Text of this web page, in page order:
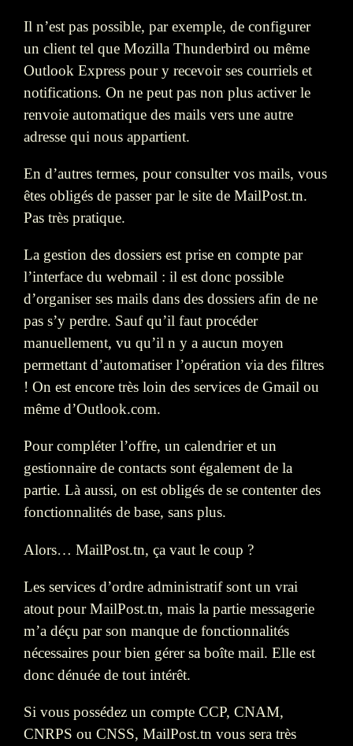
Il n’est pas possible, par exemple, de configurer
un client tel que Mozilla Thunderbird ou même
Outlook Express pour y recevoir ses courriels et
notifications. On ne peut pas non plus activer le
renvoie automatique des mails vers une autre
adresse qui nous appartient.
En d’autres termes, pour consulter vos mails, vous
êtes obligés de passer par le site de MailPost.tn.
Pas très pratique.
La gestion des dossiers est prise en compte par
l’interface du webmail : il est donc possible
d’organiser ses mails dans des dossiers afin de ne
pas s’y perdre. Sauf qu’il faut procéder
manuellement, vu qu’il n y a aucun moyen
permettant d’automatiser l’opération via des filtres
! On est encore très loin des services de Gmail ou
même d’Outlook.com.
Pour compléter l’offre, un calendrier et un
gestionnaire de contacts sont également de la
partie. Là aussi, on est obligés de se contenter des
fonctionnalités de base, sans plus.
Alors… MailPost.tn, ça vaut le coup ?
Les services d’ordre administratif sont un vrai
atout pour MailPost.tn, mais la partie messagerie
m’a déçu par son manque de fonctionnalités
nécessaires pour bien gérer sa boîte mail. Elle est
donc dénuée de tout intérêt.
Si vous possédez un compte CCP, CNAM,
CNRPS ou CNSS, MailPost.tn vous sera très